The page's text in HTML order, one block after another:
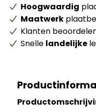
Hoogwaardig
Maatwerk
Klanten
Snelle landelijke